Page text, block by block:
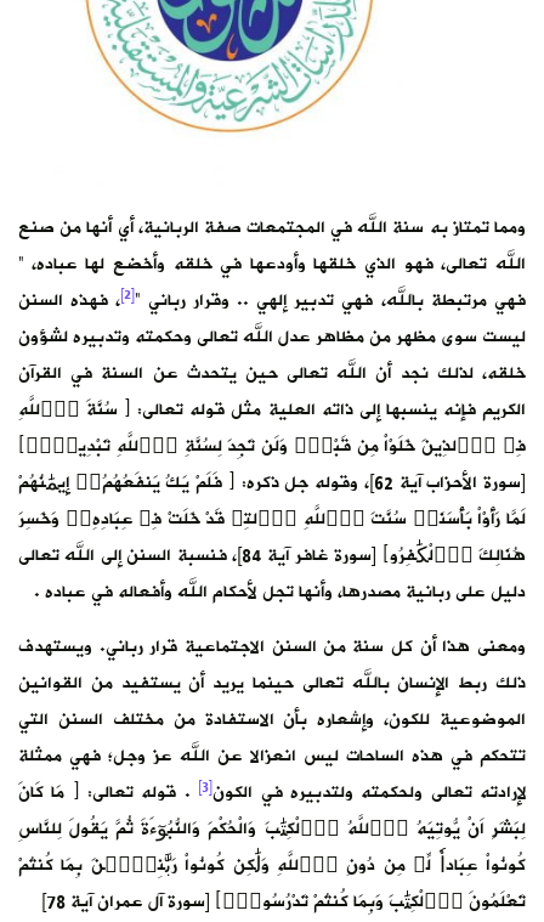
ومما تمتاز به سنة الله في المجتمعات صفة الربانية، أي أنها من صنع
الله تعالى، فهو الذي خلقها وأودعها في خلقه وأخضع لها عباده، ”
فهي مرتبطة بالله، فهي تدبير إلهي .. وقرار رباني “[2] ، فهذه السنن
ليست سوى مظهر من مظاهر عدل الله تعالى وحكمته وتدبيره لشؤون
خلقه، لذلك نجد أن الله تعالى حين يتحدث عن السنة في القرآن
الكريم فإنه ينسبها إلى ذاته العلية مثل قوله تعالى: ﴿ سُنَّةَ اَ۬للَّهِ
فِے اِ۬لذِينَ خَلَوْاْ مِن قَبْلُۖ وَلَن تَجِدَ لِسُنَّةِ اِ۬للَّهِ تَبْدِيلاٗۖ﴾
[سورة الأحزاب آية 62]، وقوله جل ذكره: ﴿ فَلَمْ يَكُ يَنفَعُهُمُۥٓ إِيمَٰنُهُمْ
لَمَّا رَأَوْاْ بَأْسَنَاۖ سُنَّتَ اَ۬للَّهِ اِ۬لتِے قَدْ خَلَتْ فِے عِبَادِهِۦۖ وَخَسِرَ
هُنَالِكَ اَ۬لْكَٰفِرُو﴾ [سورة غافر آية 84]، فنسبة السنن إلى الله تعالى
دليل على ربانية مصدرها، وأنها تجل لأحكام الله وأفعاله في عباده .
ومعنى هذا أن كل سنة من السنن الاجتماعية قرار رباني. ويستهدف
ذلك ربط الإنسان بالله تعالى حينما يريد أن يستفيد من القوانين
الموضوعية للكون، وإشعاره بأن الاستفادة من مختلف السنن التي
تتحكم في هذه الساحات ليس انعزالا عن الله عز وجل؛ فهي ممثلة
لإرادته تعالى ولحكمته ولتدبيره في الكون[3]
. قوله تعالى: ﴿ مَا كَانَ
لِبَشَرٍ اَنْ يُّوتِيَهُ اُ۬للَّهُ اُ۬لْكِتَٰبَ وَالْحُكْمَ وَالنُّبُوٓءَةَ ثُمَّ يَقُولَ لِلنَّاسِ
كُونُواْ عِبَاداٗ لِّے مِن دُونِ اِ۬للَّهِ وَلَٰكِن كُونُواْ رَبَّٰنِيِّۧنَ بِمَا كُنتُمْ
تَعْلَمُونَ اَ۬لْكِتَٰبَ وَبِمَا كُنتُمْ تَدْرُسُونَۖ﴾ [سورة آل عمران آية 78]